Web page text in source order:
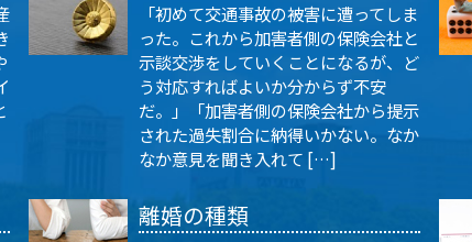
「初めて交通事故の被害に遭ってしま
った。これから加害者側の保険会社と
示談交渉をしていくことになるが、ど
う対応すればよいか分からず不安
だ。」「加害者側の保険会社から提示
された過失割合に納得いかない。なか
なか意見を聞き入れて […]
離婚の種類